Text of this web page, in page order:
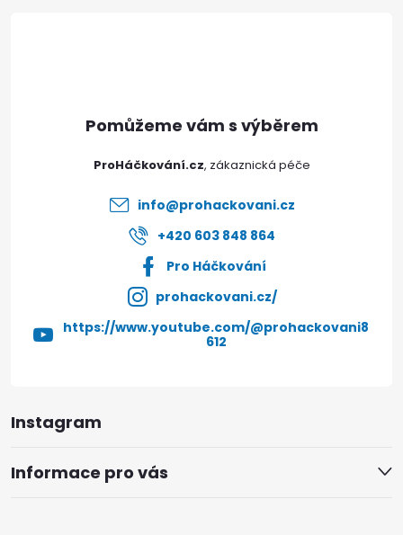
Instagram
Informace pro vás
ProHáčkování.cz
info@prohackovani.cz
+420 603 848 864
Pro Háčkování
prohackovani.cz/
https://www.youtube.com/@prohackovani8
612